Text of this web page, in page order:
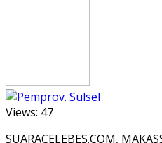
Views: 47
SUARACELEBES.COM,